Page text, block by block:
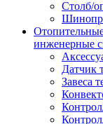
Столб/
инженерные
Датчик
Завеса